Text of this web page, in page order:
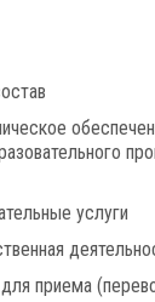
услуги
приема